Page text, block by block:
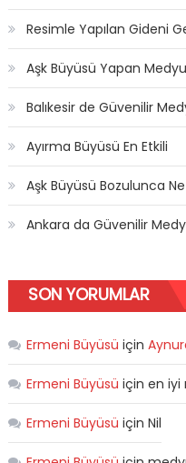
Resimle Yapılan Gideni
Aşk Büyüsü Yapan
Balıkesir de Güvenilir
Ayırma Büyüsü En Etkili
Aşk Büyüsü Bozulunca
Ankara da Güvenilir
SON YORUMLAR
Ermeni Büyüsü için
Ermeni Büyüsü için en iyi
Ermeni Büyüsü için Nil